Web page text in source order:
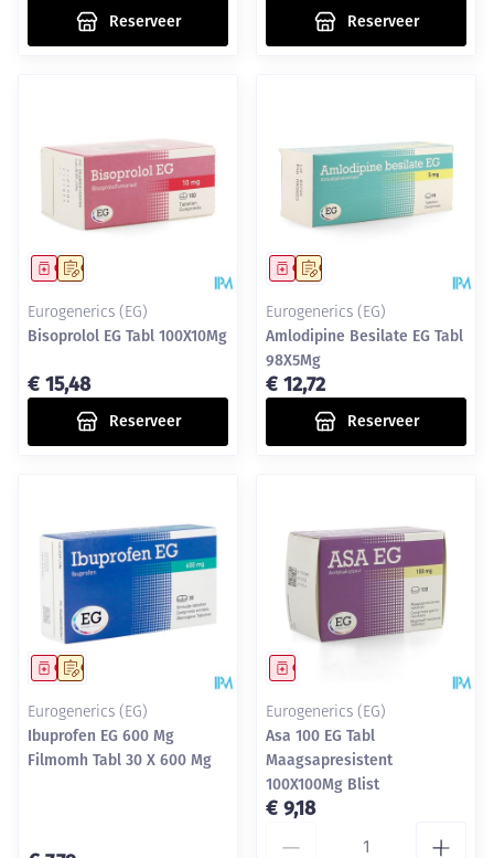
Reserveer Reserveer
Op voorschrift
Geneesmiddel
Eurogenerics (EG)
Bisoprolol EG Tabl 100X10Mg
€ 15,48
Reserveer
Op voorschrift
Geneesmiddel
Eurogenerics (EG)
Amlodipine Besilate EG Tabl
98X5Mg
€ 12,72
Reserveer
Op voorschrift
Geneesmiddel
Eurogenerics (EG)
Ibuprofen EG 600 Mg
Filmomh Tabl 30 X 600 Mg
Geneesmiddel
Eurogenerics (EG)
Asa 100 EG Tabl
Maagsapresistent
100X100Mg Blist
€ 9,18